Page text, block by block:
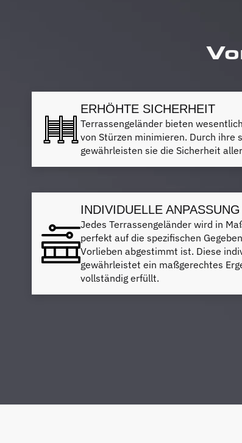
ERHÖHTE SICHERHEIT
Terrassengeländer bieten
von Stürzen minimieren. Durch ihre
gewährleisten sie die Sicherheit
INDIVIDUELLE ANPASSUNG
Jedes Terrassengeländer wird in
perfekt auf die spezifischen
Vorlieben abgestimmt ist. Diese
gewährleistet ein maßgerechtes
vollständig erfüllt.